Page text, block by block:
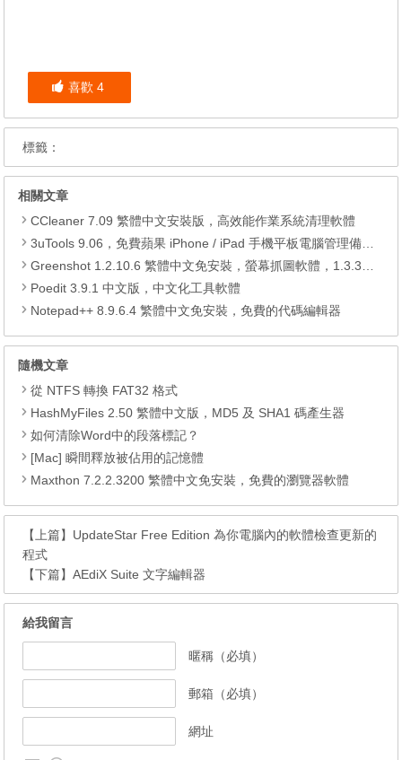
喜歡 4
標籤：
相關文章
CCleaner 7.09 繁體中文安裝版，高效能作業系統清理軟體
3uTools 9.06，免費蘋果 iPhone / iPad 手機平板電腦管理備份還原軟體
Greenshot 1.2.10.6 繁體中文免安裝，螢幕抓圖軟體，1.3.315 安裝版
Poedit 3.9.1 中文版，中文化工具軟體
Notepad++ 8.9.6.4 繁體中文免安裝，免費的代碼編輯器
隨機文章
從 NTFS 轉換 FAT32 格式
HashMyFiles 2.50 繁體中文版，MD5 及 SHA1 碼產生器
如何清除Word中的段落標記？
[Mac] 瞬間釋放被佔用的記憶體
Maxthon 7.2.2.3200 繁體中文免安裝，免費的瀏覽器軟體
【上篇】 UpdateStar Free Edition 為你電腦內的軟體檢查更新的
程式
【下篇】AEdiX Suite 文字編輯器
給我留言
暱稱（必填）
郵箱（必填）
網址